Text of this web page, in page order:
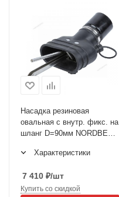
Насадка резиновая
овальная с внутр. фикс. на
шланг D=90мм NORDBERG
Характеристики
7 410 ₽/шт
Купить со скидкой